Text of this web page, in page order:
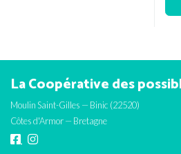
La Coopérative des
Moulin Saint-Gilles — Binic (22520)
Côtes d'Armor — Bretagne